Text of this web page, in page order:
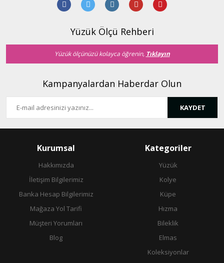
Yüzük Ölçü Rehberi
Yüzük ölçünüzü kolayca öğrenin, Tıklayın
Kampanyalardan Haberdar Olun
KAYDET
Kurumsal
Hakkımızda
İletişim Bilgilerimiz
Banka Hesap Bilgilerimiz
Mağaza Yol Tarifi
Müşteri Yorumları
Blog
Kategoriler
Yüzük
Kolye
Küpe
Hızma
Bileklik
Elmas
Koleksiyonlar